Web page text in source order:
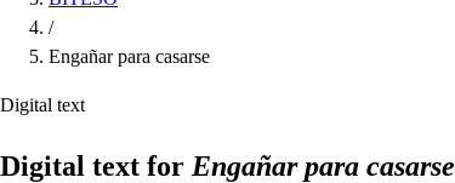
/
Engañar para casarse
Digital text
Digital text for Engañar para casarse